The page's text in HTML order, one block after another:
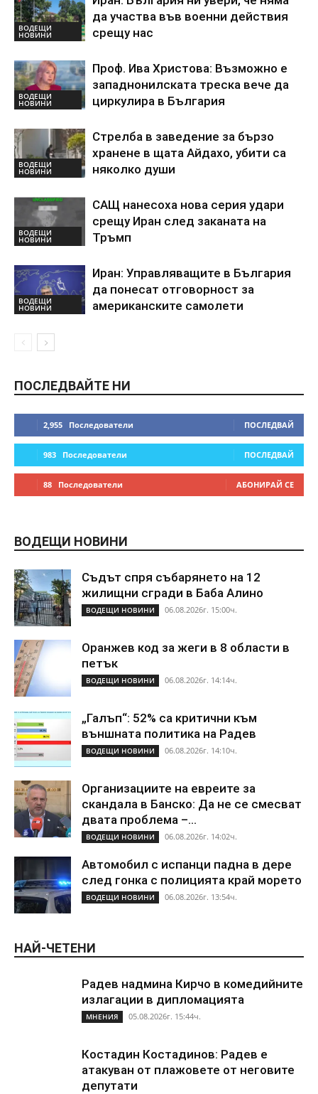
ВОДЕЩИ
НОВИНИ
да участва във военни действия
срещу нас
ВОДЕЩИ
НОВИНИ
Проф. Ива Христова: Възможно е
западнонилската треска вече да
циркулира в България
ВОДЕЩИ
НОВИНИ
Стрелба в заведение за бързо
хранене в щата Айдахо, убити са
няколко души
ВОДЕЩИ
НОВИНИ
САЩ нанесоха нова серия удари
срещу Иран след заканата на
Тръмп
ВОДЕЩИ
НОВИНИ
Иран: Управляващите в България
да понесат отговорност за
американските самолети
ПОСЛЕДВАЙТЕ НИ
2,955 Последователи ПОСЛЕДВАЙ
983 Последователи ПОСЛЕДВАЙ
88 Последователи АБОНИРАЙ СЕ
ВОДЕЩИ НОВИНИ
Съдът спря събарянето на 12
жилищни сгради в Баба Алино
ВОДЕЩИ НОВИНИ 06.08.2026г. 15:00ч.
Оранжев код за жеги в 8 области в
петък
ВОДЕЩИ НОВИНИ 06.08.2026г. 14:14ч.
„Галъп“: 52% са критични към
външната политика на Радев
ВОДЕЩИ НОВИНИ 06.08.2026г. 14:10ч.
Организациите на евреите за
скандала в Банско: Да не се смесват
двата проблема –...
ВОДЕЩИ НОВИНИ 06.08.2026г. 14:02ч.
Автомобил с испанци падна в дере
след гонка с полицията край морето
ВОДЕЩИ НОВИНИ 06.08.2026г. 13:54ч.
НАЙ-ЧЕТЕНИ
Радев надмина Кирчо в комедийните
излагации в дипломацията
МНЕНИЯ 05.08.2026г. 15:44ч.
Костадин Костадинов: Радев е
атакуван от плажoвете от неговите
депутати